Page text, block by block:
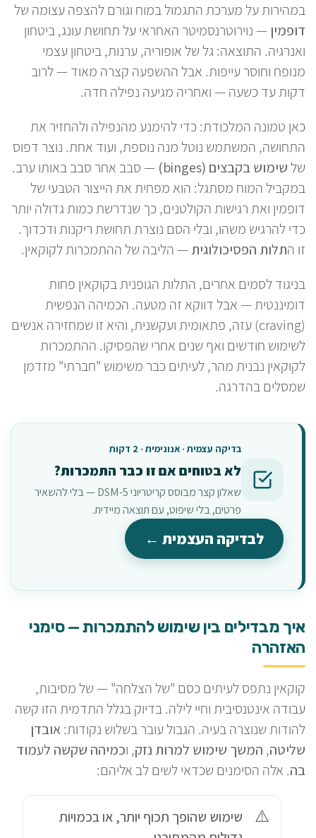
במהירות על מערכת התגמול במוח וגורם להצפה עצומה של
דופמין— נוירוטרנסמיטר האחראי על תחושת עונג, ביטחון
ואנרגיה. התוצאה: גל של אופוריה, ערנות, ביטחון עצמי
מנופח וחוסר עייפות. אבל ההשפעה קצרה מאוד — לרוב
דקות עד כשעה — ואחריה מגיעה נפילה חדה.
כאן טמונה המלכודת: כדי להימנע מהנפילה ולהחזיר את
התחושה, המשתמש נוטל מנה נוספת, ועוד אחת. נוצר דפוס
של שימוש בקבצים (binges)
— סבב אחר סבב באותו ערב.
במקביל המוח מסתגל: הוא מפחית את הייצור הטבעי של
דופמין ואת רגישות הקולטנים, כך שנדרשת כמות גדולה יותר
כדי להרגיש משהו, ובלי הסם נוצרת תחושת ריקנות ודכדוך.
זו התלות הפסיכולוגית— הליבה של ההתמכרות לקוקאין.
בניגוד לסמים אחרים, התלות הגופנית בקוקאין פחות
דומיננטית — אבל דווקא זה מטעה. הכמיהה הנפשית
(craving) עזה, פתאומית ועקשנית, והיא זו שמחזירה אנשים
לשימוש חודשים ואף שנים אחרי שהפסיקו. ההתמכרות
לקוקאין נבנית מהר, לעיתים כבר משימוש "חברתי" מזדמן
שמסלים בהדרגה.
בדיקה עצמית · אנונימית · 2 דקות
לא בטוחים אם זו כבר התמכרות?
שאלון קצר מבוסס קריטריוני DSM-5 — בלי להשאיר
פרטים, בלי שיפוט, עם תוצאה מיידית.
לבדיקה העצמית ←
איך מבדילים בין שימוש להתמכרות — סימני
האזהרה
קוקאין נתפס לעיתים כסם "של הצלחה" — של מסיבות,
עבודה אינטנסיבית וחיי לילה. בדיוק בגלל התדמית הזו קשה
להודות שנוצרה בעיה. הגבול עובר בשלוש נקודות:אובדן
שליטה, המשך שימוש למרות נזק, וכמיהה שקשה לעמוד
בה. אלה הסימנים שכדאי לשים לב אליהם:
שימוש שהופך תכוף יותר, או בכמויות